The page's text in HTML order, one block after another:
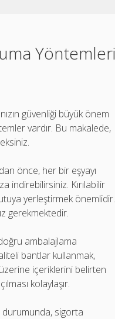
Yöntemleri
güvenliği büyük önem
vardır. Bu makalede,
önce, her bir eşyayı
indirebilirsiniz. Kırılabilir
yerleştirmek önemlidir.
gerekmektedir.
ambalajlama
bantlar kullanmak,
üzerine içeriklerini belirten
kolaylaşır.
durumunda, sigorta